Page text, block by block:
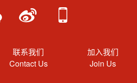
联系我们
Contact Us
加入我们
Join Us